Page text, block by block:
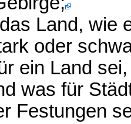
Land, wie
oder
ein Land
was für
Festungen